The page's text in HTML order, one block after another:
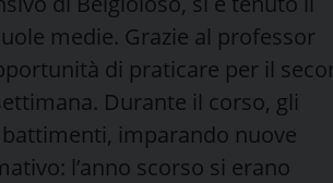
medie. Grazie al professor
di praticare per il
Durante il corso, gli
imparando nuove
l’anno scorso si erano